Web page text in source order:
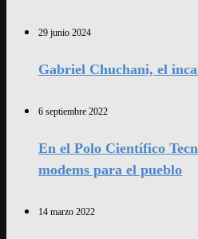
29 junio 2024
Gabriel Chuchani, el
6 septiembre 2022
En el Polo Científico
modems para el pueblo
14 marzo 2022